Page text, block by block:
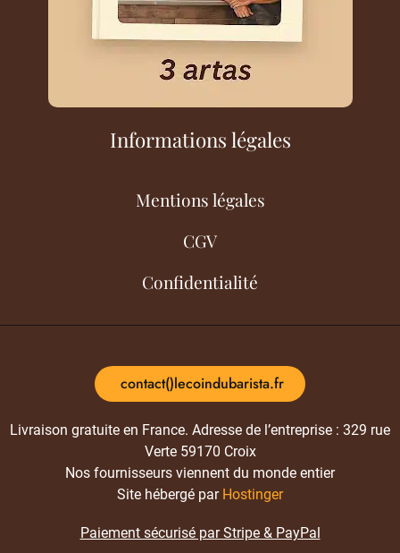
Informations légales
Mentions légales
CGV
Confidentialité
contact()lecoindubarista.fr
Livraison gratuite en France. Adresse de l’entreprise : 329 rue
Verte 59170 Croix
Nos fournisseurs viennent du monde entier
Site hébergé par Hostinger
Paiement sécurisé par Stripe & PayPal